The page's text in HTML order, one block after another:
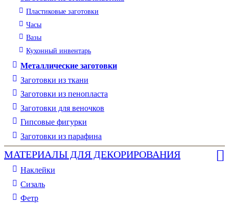
Пластиковые заготовки
Часы
Вазы
Кухонный инвентарь
Металлические заготовки
Заготовки из ткани
Заготовки из пенопласта
Заготовки для веночков
Гипсовые фигурки
Заготовки из парафина
МАТЕРИАЛЫ ДЛЯ ДЕКОРИРОВАНИЯ
Наклейки
Сизаль
Фетр